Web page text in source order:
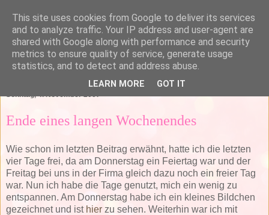
Sonntag, 4. November 2007
Ende eines langen Wochenendes
Wie schon im letzten Beitrag erwähnt, hatte ich die letzten
vier Tage frei, da am Donnerstag ein Feiertag war und der
Freitag bei uns in der Firma gleich dazu noch ein freier Tag
war. Nun ich habe die Tage genutzt, mich ein wenig zu
entspannen. Am Donnerstag habe ich ein kleines Bildchen
gezeichnet und ist hier zu sehen. Weiterhin war ich mit
This site uses cookies from Google to deliver its services
and to analyze traffic. Your IP address and user-agent are
shared with Google along with performance and security
metrics to ensure quality of service, generate usage
statistics, and to detect and address abuse.
LEARN MORE GOT IT